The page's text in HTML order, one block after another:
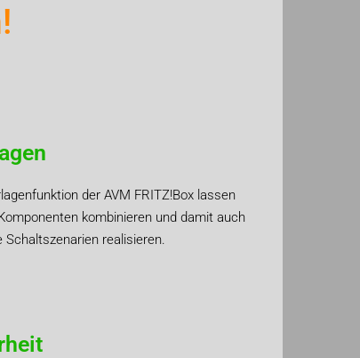
der AVM FRITZ!Box lassen
kombinieren und damit auch
Schaltszenarien realisieren.